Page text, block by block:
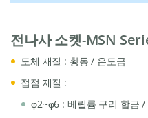
전나사 소켓-MSN
도체 재질 : 황동 / 은도금
접점 재질 :
φ2~φ6 : 베릴륨 구리 합금 /